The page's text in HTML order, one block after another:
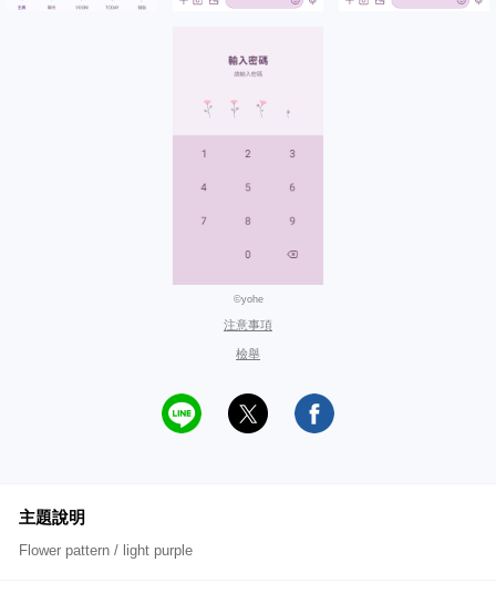
©yohe
注意事項
檢舉
主題說明
Flower pattern / light purple